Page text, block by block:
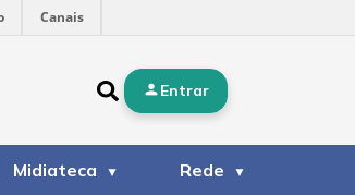
Canais
Entrar
Midiateca Rede